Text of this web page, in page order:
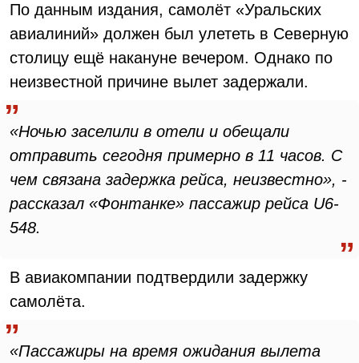
По данным издания, самолёт «Уральских
авиалиний» должен был улететь в Северную
столицу ещё накануне вечером. Однако по
неизвестной причине вылет задержали.
«Ночью заселили в отели и обещали
отправить сегодня примерно в 11 часов. С
чем связана задержка рейса, неизвестно», -
рассказал «Фонтанке» пассажир рейса U6-
548.
В авиакомпании подтвердили задержку
самолёта.
«Пассажиры на время ожидания вылета